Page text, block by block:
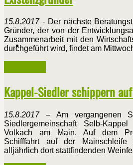
15.8.2017- Der nächste
Gründer, der von der
Zusammenarbeit mit den
durchgeführt wird, findet am
Kappel-Siedler schippern
15.8.2017– Am vergangenen
Siedlergemeinschaft Selb-
Volkach am Main. Auf dem
Schifffahrt auf der
alljährlich dort stattfindenden